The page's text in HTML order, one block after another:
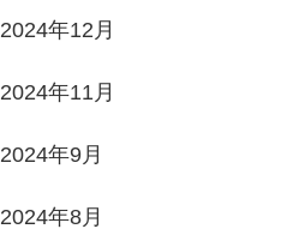
2024年12月
2024年11月
2024年9月
2024年8月